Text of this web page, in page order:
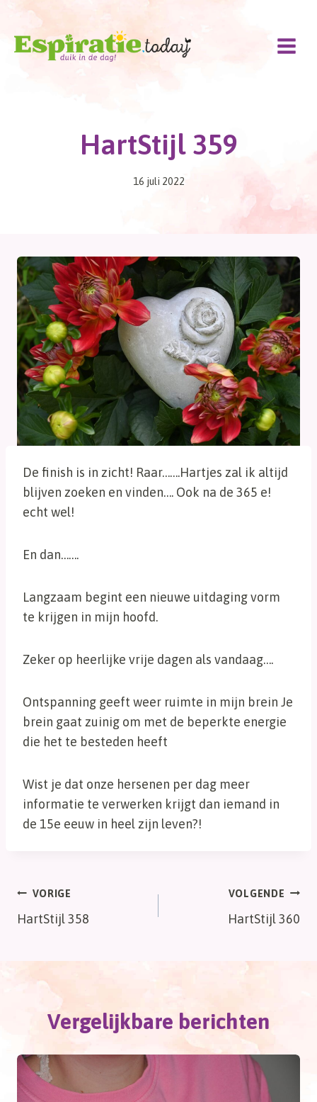
Doorgaan
inhoud
HartStijl 359
16 juli 2022
De finish is in zicht! Raar…….Hartjes zal ik altijd
blijven zoeken en vinden…. Ook na de 365 e!
echt wel!
En dan…….
Langzaam begint een nieuwe uitdaging vorm
te krijgen in mijn hoofd.
Zeker op heerlijke vrije dagen als vandaag….
Ontspanning geeft weer ruimte in mijn brein Je
brein gaat zuinig om met de beperkte energie
die het te besteden heeft
Wist je dat onze hersenen per dag meer
informatie te verwerken krijgt dan iemand in
de 15e eeuw in heel zijn leven?!
Bericht
navigatie
VORIGE
HartStijl 358
VOLGENDE
HartStijl 360
Vergelijkbare berichten